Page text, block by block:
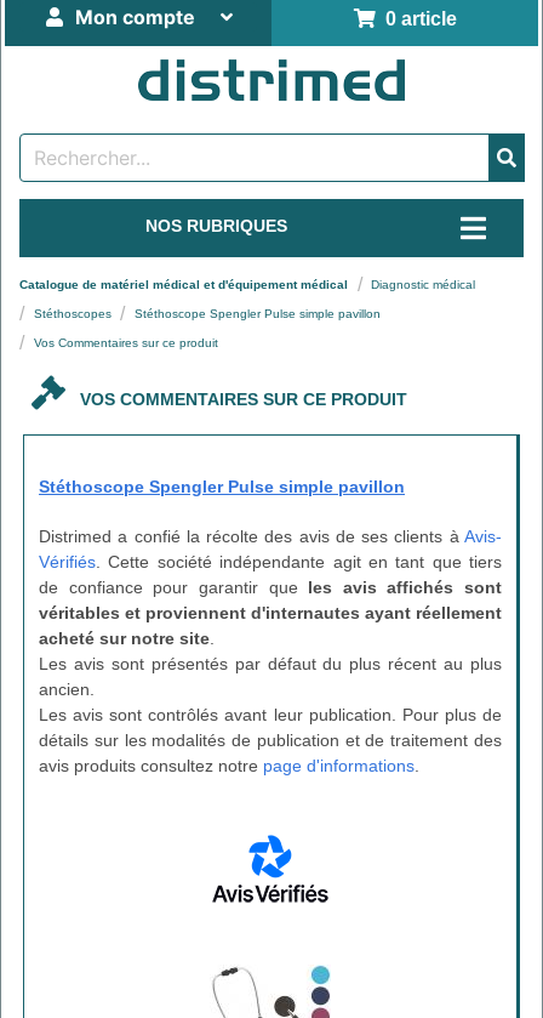
0 article
Mon compte
NOS RUBRIQUES
Catalogue de matériel médical et d'équipement médical Diagnostic médical
Stéthoscopes Stéthoscope Spengler Pulse simple pavillon
Vos Commentaires sur ce produit
VOS COMMENTAIRES SUR CE PRODUIT
Stéthoscope Spengler Pulse simple pavillon
Distrimed a confié la récolte des avis de ses clients à Avis-
Vérifiés . Cette société indépendante agit en tant que tiers
de confiance pour garantir que les avis affichés sont
véritables et proviennent d'internautes ayant réellement
acheté sur notre site
Les avis sont présentés par défaut du plus récent au plus
ancien.
Les avis sont contrôlés avant leur publication. Pour plus de
détails sur les modalités de publication et de traitement des
avis produits consultez notre page d'informations